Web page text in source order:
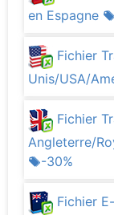
en Espagne
Fichier
Unis/USA/
Fichier
Angleterre/
-30%
Fichier